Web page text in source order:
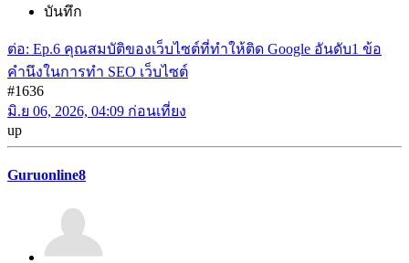
บันทึก
ต่อ: Ep.6 คุณสมบัติของเว็บไซต์ที่ทำให้ติด Google อันดับ1 ข้อ
คำนึงในการทำ SEO เว็บไซต์
#1636
มิ.ย 06, 2026, 04:09 ก่อนเที่ยง
up
Guruonline8